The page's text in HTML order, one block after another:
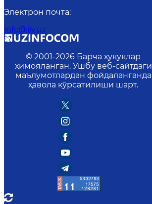
Электрон почта:
info@iiv.uz
© 2001-2026 Барча ҳуқуқлар
ҳимояланган. Ушбу веб-сайтдаги
маълумотлардан фойдаланганда
ҳавола кўрсатилиши шарт.